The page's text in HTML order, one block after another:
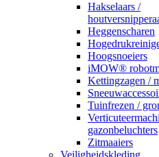
Hakselaars /
Heggenscharen
Hoogsnoeiers
iMOW®
Kettingzagen /
Tuinfrezen /
gazonbeluchters
Zitmaaiers
Veiligheidskleding